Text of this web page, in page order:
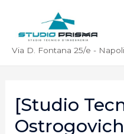
Via D. Fontana 25/e - Napoli
[Studio